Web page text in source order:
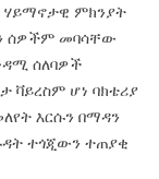
ሃይማኖታዊ ምክንያት
ሰዎችም መባሳቸው
ሰለባዎች
ቫይረስም ሆነ ባክቴሪያ
እርሱን በማዳን
ተጎጂውን ተጠያቂ